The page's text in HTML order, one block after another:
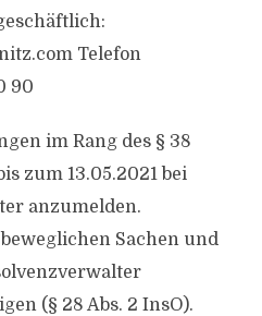
Telefon
90
im Rang des § 38
zum 13.05.2021 bei
anzumelden.
Sachen und
(§ 28 Abs. 2 InsO).